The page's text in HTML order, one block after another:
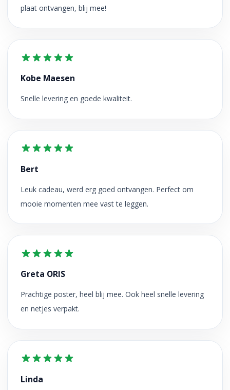
plaat ontvangen, blij mee!
Kobe Maesen
Snelle levering en goede kwaliteit.
Bert
Leuk cadeau, werd erg goed ontvangen. Perfect om
mooie momenten mee vast te leggen.
Greta ORIS
Prachtige poster, heel blij mee. Ook heel snelle levering
en netjes verpakt.
Linda